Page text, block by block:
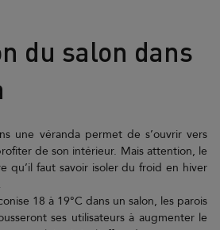
du salon dans
une véranda permet de s’ouvrir vers
de son intérieur. Mais attention, le
qu’il faut savoir isoler du froid en hiver
18 à 19°C dans un salon, les parois
ses utilisateurs à augmenter le